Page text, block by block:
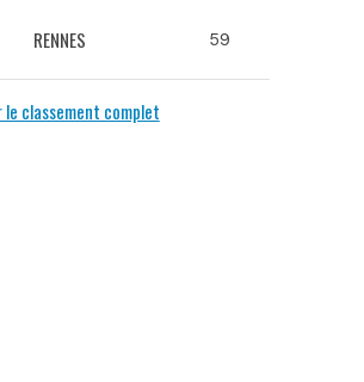
RENNES 59
le classement complet